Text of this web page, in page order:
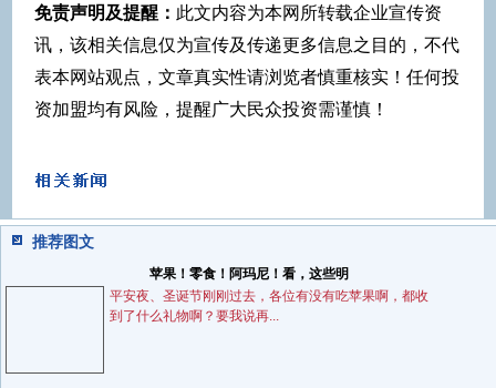
免责声明及提醒： 此文内容为本网所转载企业宣传资
讯，该相关信息仅为宣传及传递更多信息之目的，不代
表本网站观点，文章真实性请浏览者慎重核实！任何投
资加盟均有风险，提醒广大民众投资需谨慎！
推荐图文
苹果！零食！阿玛尼！看，这些明
平安夜、圣诞节刚刚过去，各位有没有吃苹果啊，都收
到了什么礼物啊？要我说再...